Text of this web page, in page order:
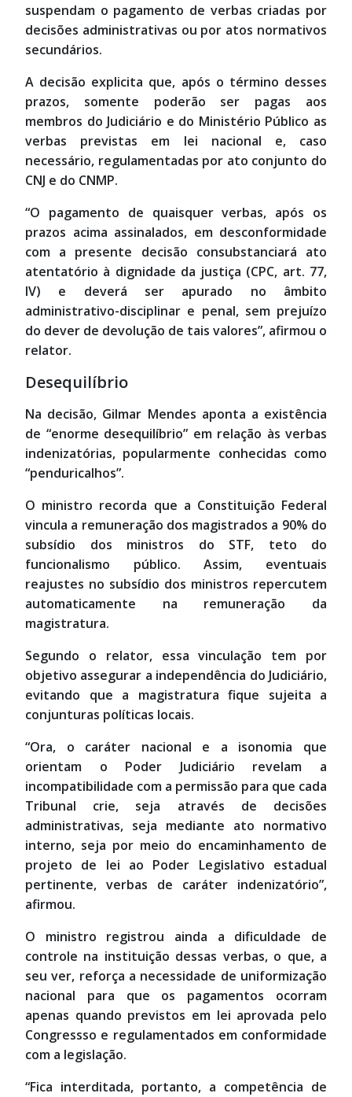
suspendam o pagamento de verbas criadas por
decisões administrativas ou por atos normativos
secundários.
A decisão explicita que, após o término desses
prazos, somente poderão ser pagas aos
membros do Judiciário e do Ministério Público as
verbas previstas em lei nacional e, caso
necessário, regulamentadas por ato conjunto do
CNJ e do CNMP.
“O pagamento de quaisquer verbas, após os
prazos acima assinalados, em desconformidade
com a presente decisão consubstanciará ato
atentatório à dignidade da justiça (CPC, art. 77,
IV) e deverá ser apurado no âmbito
administrativo-disciplinar e penal, sem prejuízo
do dever de devolução de tais valores”, afirmou o
relator.
Desequilíbrio
Na decisão, Gilmar Mendes aponta a existência
de “enorme desequilíbrio” em relação às verbas
indenizatórias, popularmente conhecidas como
“penduricalhos”.
O ministro recorda que a Constituição Federal
vincula a remuneração dos magistrados a 90% do
subsídio dos ministros do STF, teto do
funcionalismo público. Assim, eventuais
reajustes no subsídio dos ministros repercutem
automaticamente na remuneração da
magistratura.
Segundo o relator, essa vinculação tem por
objetivo assegurar a independência do Judiciário,
evitando que a magistratura fique sujeita a
conjunturas políticas locais.
“Ora, o caráter nacional e a isonomia que
orientam o Poder Judiciário revelam a
incompatibilidade com a permissão para que cada
Tribunal crie, seja através de decisões
administrativas, seja mediante ato normativo
interno, seja por meio do encaminhamento de
projeto de lei ao Poder Legislativo estadual
pertinente, verbas de caráter indenizatório”,
afirmou.
O ministro registrou ainda a dificuldade de
controle na instituição dessas verbas, o que, a
seu ver, reforça a necessidade de uniformização
nacional para que os pagamentos ocorram
apenas quando previstos em lei aprovada pelo
Congressso e regulamentados em conformidade
com a legislação.
“Fica interditada, portanto, a competência de